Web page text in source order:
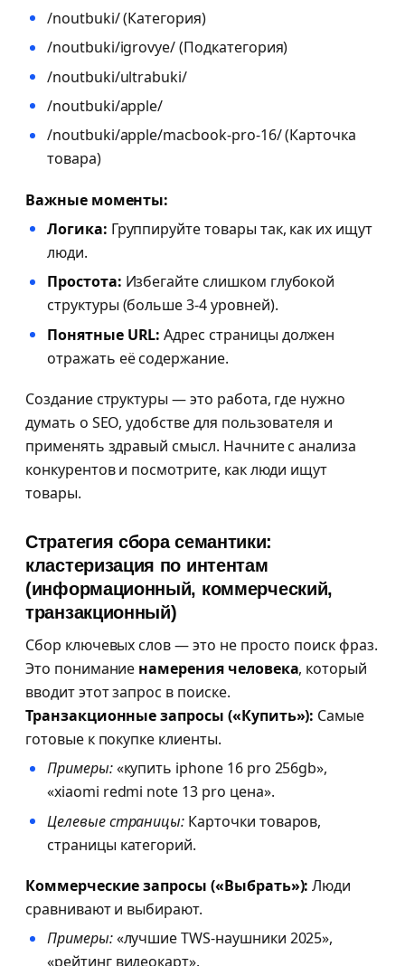
/noutbuki/ (Категория)
/noutbuki/igrovye/ (Подкатегория)
/noutbuki/ultrabuki/
/noutbuki/apple/
/noutbuki/apple/macbook-pro-16/ (Карточка
товара)
Важные моменты:
Логика: Группируйте товары так, как их ищут
люди.
Простота: Избегайте слишком глубокой
структуры (больше 3-4 уровней).
Понятные URL: Адрес страницы должен
отражать её содержание.
Создание структуры — это работа, где нужно
думать о SEO, удобстве для пользователя и
применять здравый смысл. Начните с анализа
конкурентов и посмотрите, как люди ищут
товары.
Стратегия сбора семантики:
кластеризация по интентам
(информационный, коммерческий,
транзакционный)
Сбор ключевых слов — это не просто поиск фраз.
Это понимание намерения человека, который
вводит этот запрос в поиске.
Транзакционные запросы («Купить»): Самые
готовые к покупке клиенты.
Примеры:«купить iphone 16 pro 256gb»,
«xiaomi redmi note 13 pro цена».
Целевые страницы: Карточки товаров,
страницы категорий.
Коммерческие запросы («Выбрать»): Люди
сравнивают и выбирают.
Примеры:«лучшие TWS-наушники 2025»,
«рейтинг видеокарт».